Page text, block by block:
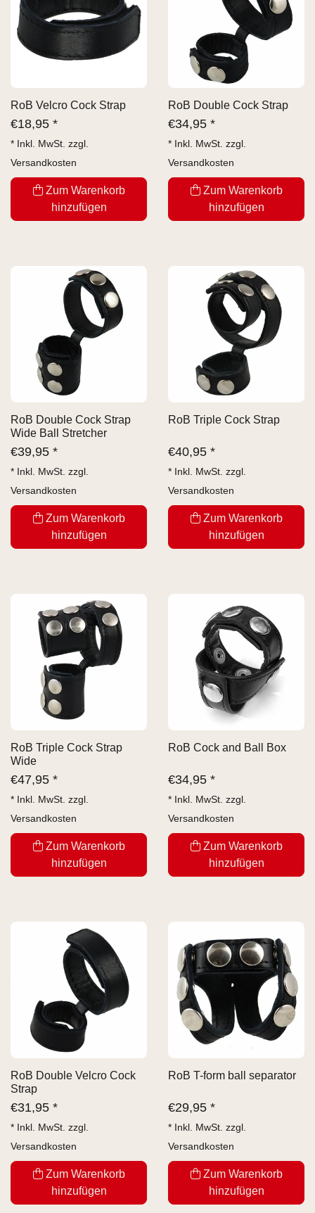
RoB Velcro Cock Strap
€18,95 *
* Inkl. MwSt. zzgl.
Versandkosten
Zum Warenkorb
hinzufügen
RoB Double Cock Strap
€34,95 *
* Inkl. MwSt. zzgl.
Versandkosten
Zum Warenkorb
hinzufügen
RoB Double Cock Strap
Wide Ball Stretcher
€39,95 *
* Inkl. MwSt. zzgl.
Versandkosten
Zum Warenkorb
hinzufügen
RoB Triple Cock Strap
€40,95 *
* Inkl. MwSt. zzgl.
Versandkosten
Zum Warenkorb
hinzufügen
RoB Triple Cock Strap
Wide
€47,95 *
* Inkl. MwSt. zzgl.
Versandkosten
Zum Warenkorb
hinzufügen
RoB Cock and Ball Box
€34,95 *
* Inkl. MwSt. zzgl.
Versandkosten
Zum Warenkorb
hinzufügen
RoB Double Velcro Cock
Strap
€31,95 *
* Inkl. MwSt. zzgl.
Versandkosten
Zum Warenkorb
hinzufügen
RoB T-form ball separator
€29,95 *
* Inkl. MwSt. zzgl.
Versandkosten
Zum Warenkorb
hinzufügen